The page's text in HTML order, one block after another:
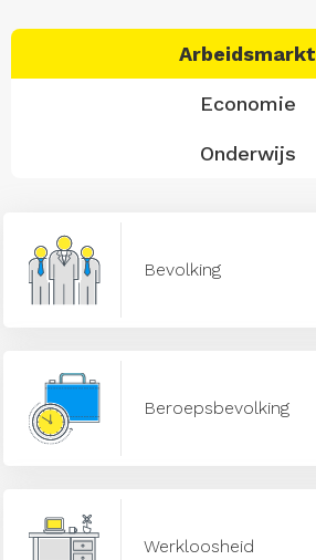
Arbeidsmarkt
Economie
Onderwijs
Bevolking
Beroepsbevolking
Werkloosheid